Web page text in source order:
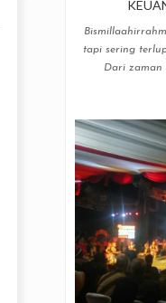
tapi sering
Dari zaman